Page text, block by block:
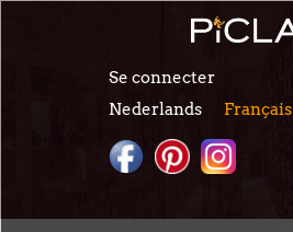
Se connecter
Nederlands
Français